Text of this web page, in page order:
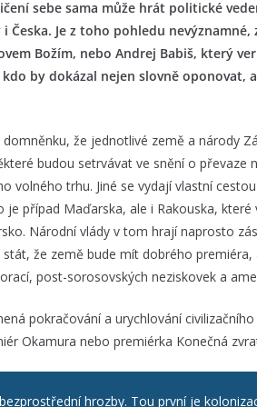
sebe sama může hrát politické
Česka. Je z toho pohledu
Božím, nebo Andrej Babiš, který
by dokázal nejen slovně oponovat,
že jednotlivé země a národy
budou setrvávat ve snění o převaze
volného trhu. Jiné se vydají vlastní
je případ Maďarska, ale i Rakouska,
Národní vlády v tom hrají naprosto
že země bude mít dobrého premiéra,
post-sorosovských neziskovek a
pokračování a urychlování
Okamura nebo premiérka Konečná
hrozby. Tou první je